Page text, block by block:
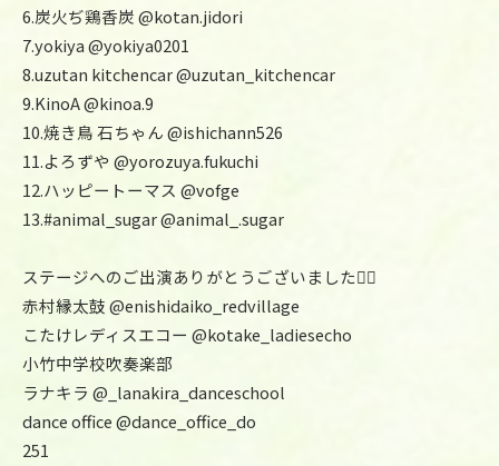
6.炭火ぢ鶏香炭 @kotan.jidori
7.yokiya @yokiya0201
8.uzutan kitchencar @uzutan_kitchencar
9.KinoA @kinoa.9
10.焼き鳥 石ちゃん @ishichann526
11.よろずや @yorozuya.fukuchi
12.ハッピートーマス @vofge
13.#animal_sugar @animal_.sugar
ステージへのご出演ありがとうございました🙇‍♂️
赤村縁太鼓 @enishidaiko_redvillage
こたけレディスエコー @kotake_ladiesecho
小竹中学校吹奏楽部
ラナキラ @_lanakira_danceschool
dance office @dance_office_do
251